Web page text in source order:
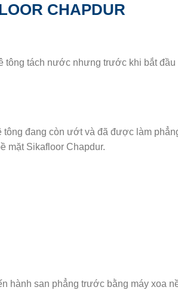
CHAPDUR
tông tách nước nhưng trước khi bắt
đang còn ướt và đã được làm
mặt Sikafloor Chapdur.
hành san phẳng trước bằng máy xoa